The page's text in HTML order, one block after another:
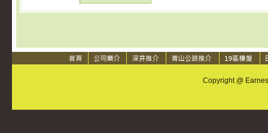
Copyright @